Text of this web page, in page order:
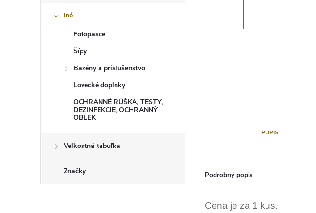
Iné
Fotopasce
Šípy
Bazény a príslušenstvo
Lovecké doplnky
OCHRANNÉ RÚŠKA, TESTY,
DEZINFEKCIE, OCHRANNÝ
OBLEK
Veľkostná tabuľka
Značky
POPIS
Podrobný popis
Cena je za 1 kus.